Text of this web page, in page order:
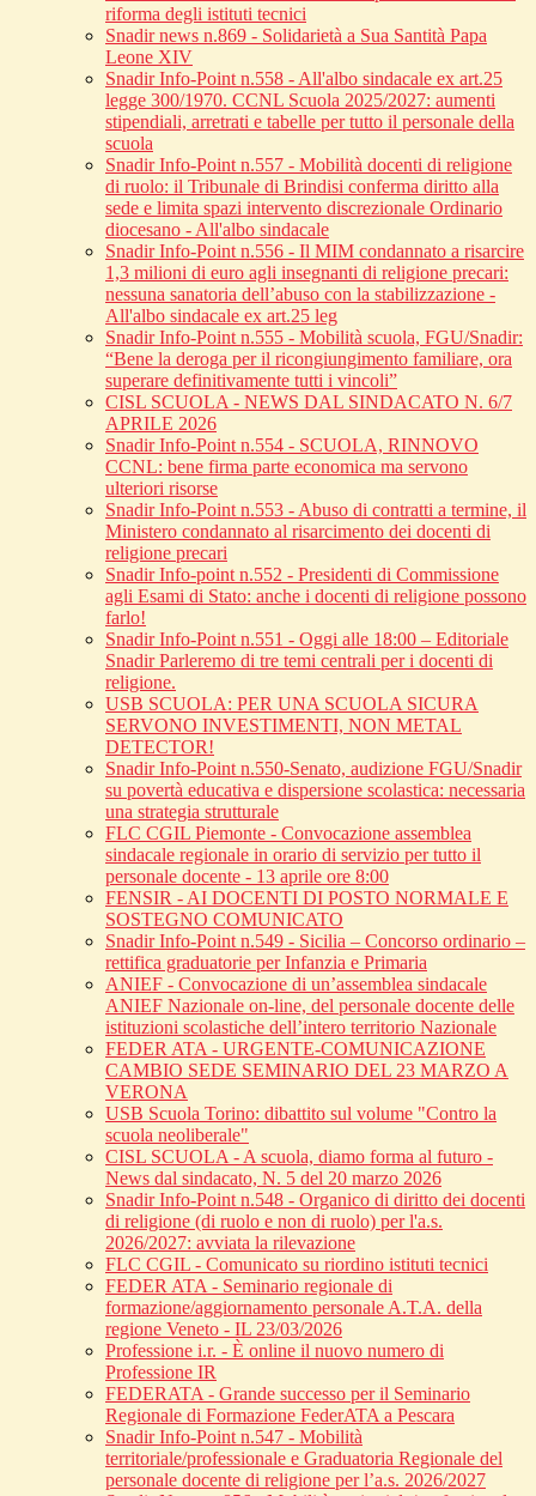
riforma degli istituti tecnici
Snadir news n.869 - Solidarietà a Sua Santità Papa
Leone XIV
Snadir Info-Point n.558 - All'albo sindacale ex art.25
legge 300/1970. CCNL Scuola 2025/2027: aumenti
stipendiali, arretrati e tabelle per tutto il personale della
scuola
Snadir Info-Point n.557 - Mobilità docenti di religione
di ruolo: il Tribunale di Brindisi conferma diritto alla
sede e limita spazi intervento discrezionale Ordinario
diocesano - All'albo sindacale
Snadir Info-Point n.556 - Il MIM condannato a risarcire
1,3 milioni di euro agli insegnanti di religione precari:
nessuna sanatoria dell’abuso con la stabilizzazione -
All'albo sindacale ex art.25 leg
Snadir Info-Point n.555 - Mobilità scuola, FGU/Snadir:
“Bene la deroga per il ricongiungimento familiare, ora
superare definitivamente tutti i vincoli”
CISL SCUOLA - NEWS DAL SINDACATO N. 6/7
APRILE 2026
Snadir Info-Point n.554 - SCUOLA, RINNOVO
CCNL: bene firma parte economica ma servono
ulteriori risorse
Snadir Info-Point n.553 - Abuso di contratti a termine, il
Ministero condannato al risarcimento dei docenti di
religione precari
Snadir Info-point n.552 - Presidenti di Commissione
agli Esami di Stato: anche i docenti di religione possono
farlo!
Snadir Info-Point n.551 - Oggi alle 18:00 – Editoriale
Snadir Parleremo di tre temi centrali per i docenti di
religione.
USB SCUOLA: PER UNA SCUOLA SICURA
SERVONO INVESTIMENTI, NON METAL
DETECTOR!
Snadir Info-Point n.550-Senato, audizione FGU/Snadir
su povertà educativa e dispersione scolastica: necessaria
una strategia strutturale
FLC CGIL Piemonte - Convocazione assemblea
sindacale regionale in orario di servizio per tutto il
personale docente - 13 aprile ore 8:00
FENSIR - AI DOCENTI DI POSTO NORMALE E
SOSTEGNO COMUNICATO
Snadir Info-Point n.549 - Sicilia – Concorso ordinario –
rettifica graduatorie per Infanzia e Primaria
ANIEF - Convocazione di un’assemblea sindacale
ANIEF Nazionale on-line, del personale docente delle
istituzioni scolastiche dell’intero territorio Nazionale
FEDER ATA - URGENTE-COMUNICAZIONE
CAMBIO SEDE SEMINARIO DEL 23 MARZO A
VERONA
USB Scuola Torino: dibattito sul volume "Contro la
scuola neoliberale"
CISL SCUOLA - A scuola, diamo forma al futuro -
News dal sindacato, N. 5 del 20 marzo 2026
Snadir Info-Point n.548 - Organico di diritto dei docenti
di religione (di ruolo e non di ruolo) per l'a.s.
2026/2027: avviata la rilevazione
FLC CGIL - Comunicato su riordino istituti tecnici
FEDER ATA - Seminario regionale di
formazione/aggiornamento personale A.T.A. della
regione Veneto - IL 23/03/2026
Professione i.r. - È online il nuovo numero di
Professione IR
FEDERATA - Grande successo per il Seminario
Regionale di Formazione FederATA a Pescara
Snadir Info-Point n.547 - Mobilità
territoriale/professionale e Graduatoria Regionale del
personale docente di religione per l’a.s. 2026/2027